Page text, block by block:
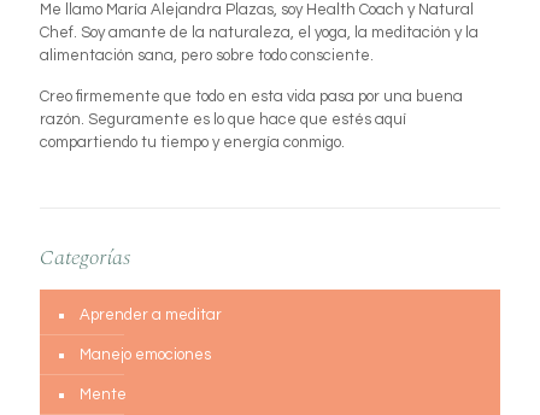
Me llamo María Alejandra Plazas, soy Health Coach y Natural
Chef. Soy amante de la naturaleza, el yoga, la meditación y la
alimentación sana, pero sobre todo consciente.
Creo firmemente que todo en esta vida pasa por una buena
razón. Seguramente es lo que hace que estés aquí
compartiendo tu tiempo y energía conmigo.
Categorías
Aprender a meditar
Manejo emociones
Mente